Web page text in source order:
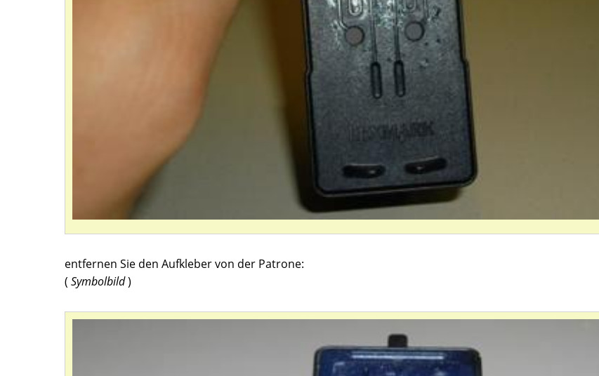
entfernen Sie den Aufkleber von der Patrone:
( Symbolbild)